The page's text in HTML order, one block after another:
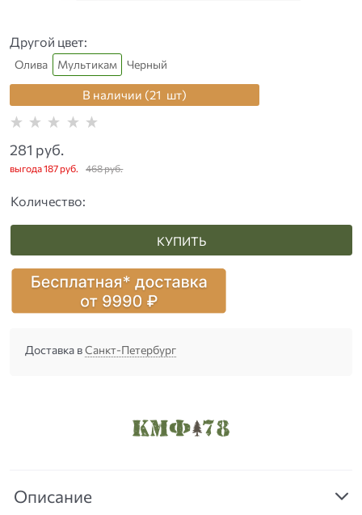
Другой цвет:
Олива Мультикам Черный
В наличии (21 шт)
468 руб.
281 руб.
выгода187 руб.
Количество:
КУПИТЬ
Доставка вСанкт-Петербург
Описание